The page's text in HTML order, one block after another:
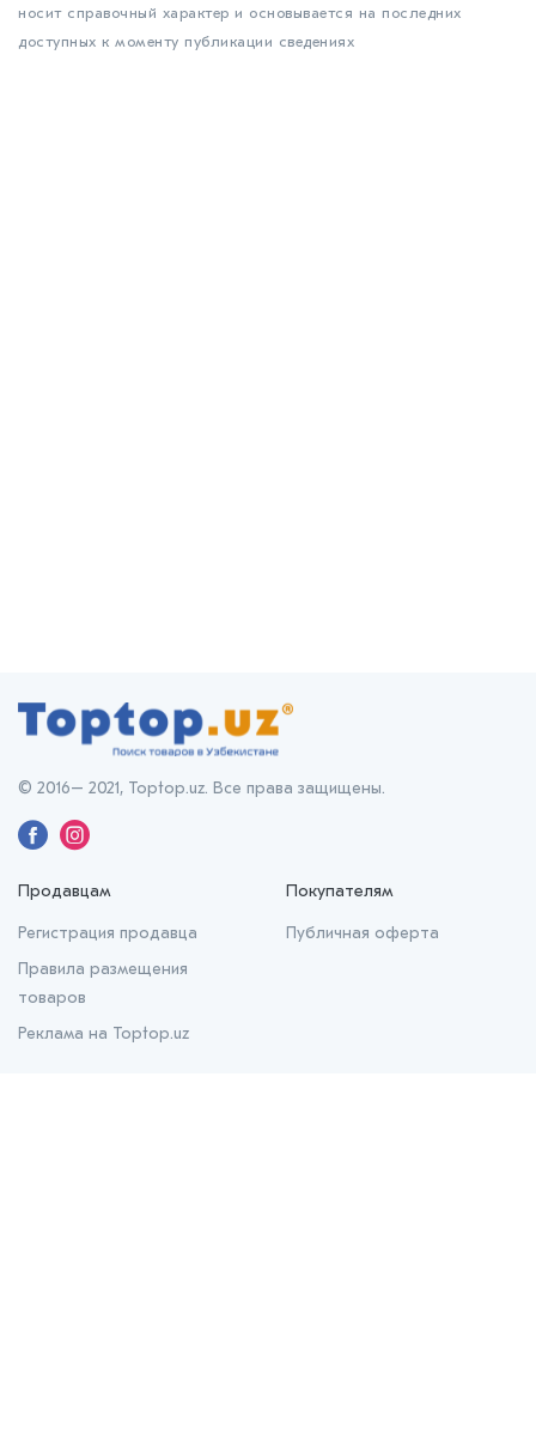
носит справочный характер и основывается на последних
доступных к моменту публикации сведениях
Продавцам
Регистрация продавца
Правила размещения
товаров
Реклама на Toptop.uz
Покупателям
Публичная оферта
© 2016– 2021, Toptop.uz. Все права защищены.